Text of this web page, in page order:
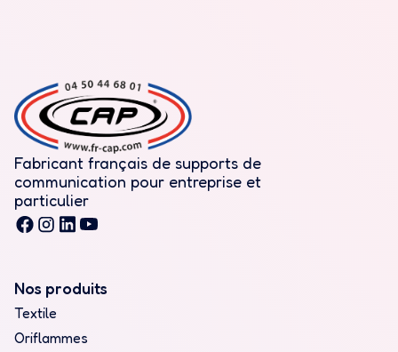
Fabricant français de supports de
communication pour entreprise et
particulier
Nos produits
Textile
Oriflammes